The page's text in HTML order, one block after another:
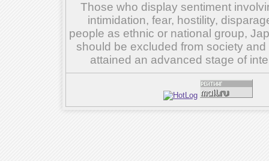
Those who display sentiment
intimidation, fear, hostility,
people as ethnic or national group,
should be excluded from society
attained an advanced stage of